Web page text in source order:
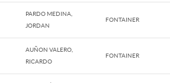
PARDO MEDINA,
JORDAN
FONTAINER
AUÑON VALERO,
RICARDO
FONTAINER